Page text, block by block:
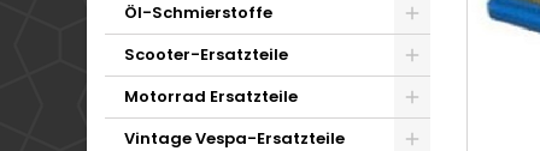
Öl-Schmierstoffe
Scooter-Ersatzteile
Motorrad Ersatzteile
Vintage Vespa-Ersatzteile